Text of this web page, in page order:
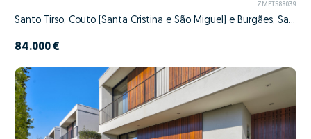
ZMPT588039
Santo Tirso, Couto (Santa Cristina e São Miguel) e Burgães, Santo Tirso, Porto
84.000 €